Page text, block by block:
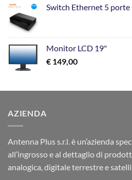
Switch Ethernet 5 porte
Monitor LCD 19"
€ 149,00
AZIENDA
Antenna Plus s.r.l. è un’azienda
all’ingrosso e al dettaglio di
analogica, digitale terrestre e